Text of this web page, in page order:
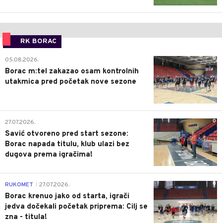
RK BORAC
0
05.08.2026.
Borac m:tel zakazao osam kontrolnih
utakmica pred početak nove sezone
0
27.07.2026.
Savić otvoreno pred start sezone:
Borac napada titulu, klub ulazi bez
dugova prema igračima!
0
RUKOMET 27.07.2026.
Borac krenuo jako od starta, igrači
jedva dočekali početak priprema: Cilj se
zna - titula!